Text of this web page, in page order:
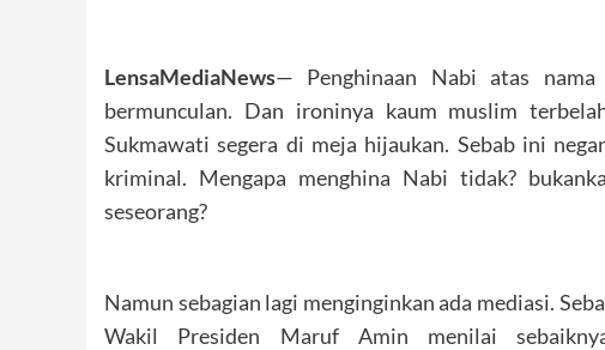
LensaMediaNews— Penghinaan Nabi atas nama
bermunculan. Dan ironinya kaum muslim
Sukmawati segera di meja hijaukan. Sebab ini
kriminal. Mengapa menghina Nabi tidak?
seseorang?
Namun sebagian lagi menginginkan ada mediasi.
Wakil Presiden Maruf Amin menilai